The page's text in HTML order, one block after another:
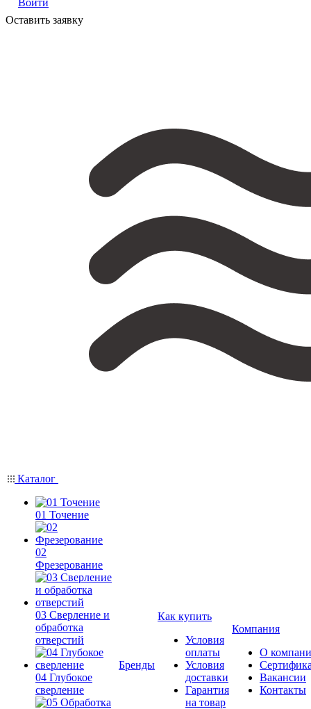
Войти
Оставить заявку
Каталог
01 Точение
02
Фрезерование
03 Сверление и
обработка
отверстий
04 Глубокое
сверление
Бренды
Как купить
Условия
оплаты
Условия
доставки
Гарантия
на товар
Компания
О
Вакансии
Контакты